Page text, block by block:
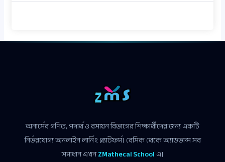
অনার্সের গণিত, পদার্থ ও রসায়ন বিভাগের শিক্ষার্থীদের জন্য একটি
নির্ভরযোগ্য অনলাইন লার্নিং প্ল্যাটফর্ম। বেসিক থেকে অ্যাডভান্স সব
সমাধান এখনZMathecal Schoolএ।